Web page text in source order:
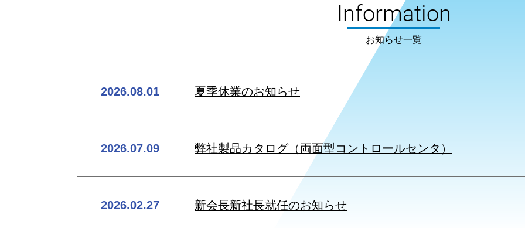
Information
お知らせ一覧
2026.08.01 夏季休業のお知らせ
2026.07.09 弊社製品カタログ（両面型コントロールセンタ）
2026.02.27 新会長新社長就任のお知らせ